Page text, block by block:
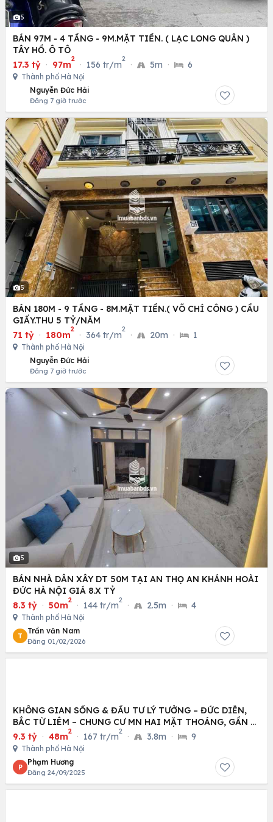
5
BÁN 97M - 4 TẦNG - 9M.MẶT TIỀN. ( LẠC LONG QUÂN )
TÂY HỒ. Ô TÔ
17.3 tỷ · 97m
2
· 156 tr/m
2
· 5m · 6
Thành phố Hà Nội
Nguyễn Đức Hải
Đăng 7 giờ trước
5
BÁN 180M - 9 TẦNG - 8M.MẶT TIỀN.( VÕ CHÍ CÔNG ) CẦU
GIẤY.THU 5 TỶ/NĂM
71 tỷ · 180m
2
· 364 tr/m
2
· 20m · 1
Thành phố Hà Nội
Nguyễn Đức Hải
Đăng 7 giờ trước
5
BÁN NHÀ DÂN XÂY DT 50M TẠI AN THỌ AN KHÁNH HOÀI
ĐỨC HÀ NỘI GIÁ 8.X TỶ
8.3 tỷ · 50m
2
· 144 tr/m
2
· 2.5m · 4
Thành phố Hà Nội
T
Trần văn Nam
Đăng 01/02/2026
KHÔNG GIAN SỐNG & ĐẦU TƯ LÝ TƯỞNG – ĐỨC DIỄN,
BẮC TỪ LIÊM – CHUNG CƯ MN HAI MẶT THOÁNG, GẦN Ô
TÔ
9.3 tỷ · 48m
2
· 167 tr/m
2
· 3.8m · 9
Thành phố Hà Nội
P
Phạm Hương
Đăng 24/09/2025